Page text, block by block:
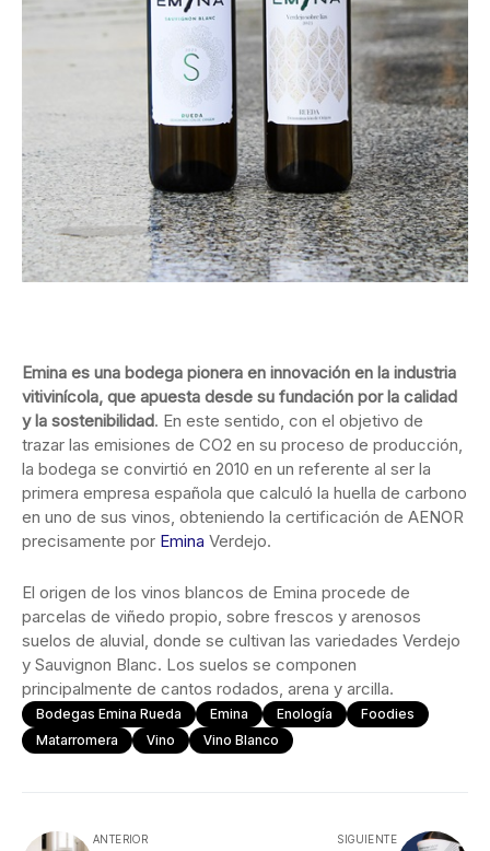
Emina es una bodega pionera en innovación en la industria
vitivinícola, que apuesta desde su fundación por la calidad
y la sostenibilidad. En este sentido, con el objetivo de
trazar las emisiones de CO2 en su proceso de producción,
la bodega se convirtió en 2010 en un referente al ser la
primera empresa española que calculó la huella de carbono
en uno de sus vinos, obteniendo la certificación de AENOR
precisamente por Emina Verdejo.
El origen de los vinos blancos de Emina procede de
parcelas de viñedo propio, sobre frescos y arenosos
suelos de aluvial, donde se cultivan las variedades Verdejo
y Sauvignon Blanc. Los suelos se componen
principalmente de cantos rodados, arena y arcilla.
Bodegas Emina Rueda Emina Enología
Foodies
Matarromera
Vino Vino Blanco
ANTERIOR SIGUIENTE